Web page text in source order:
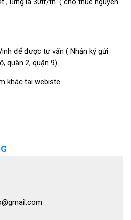
để được tư vấn ( Nhận ký gửi
quận 2, quận 9)
khác tại webiste